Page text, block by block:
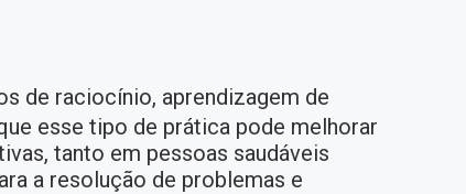
de raciocínio, aprendizagem de
esse tipo de prática pode melhorar
tanto em pessoas saudáveis
a resolução de problemas e